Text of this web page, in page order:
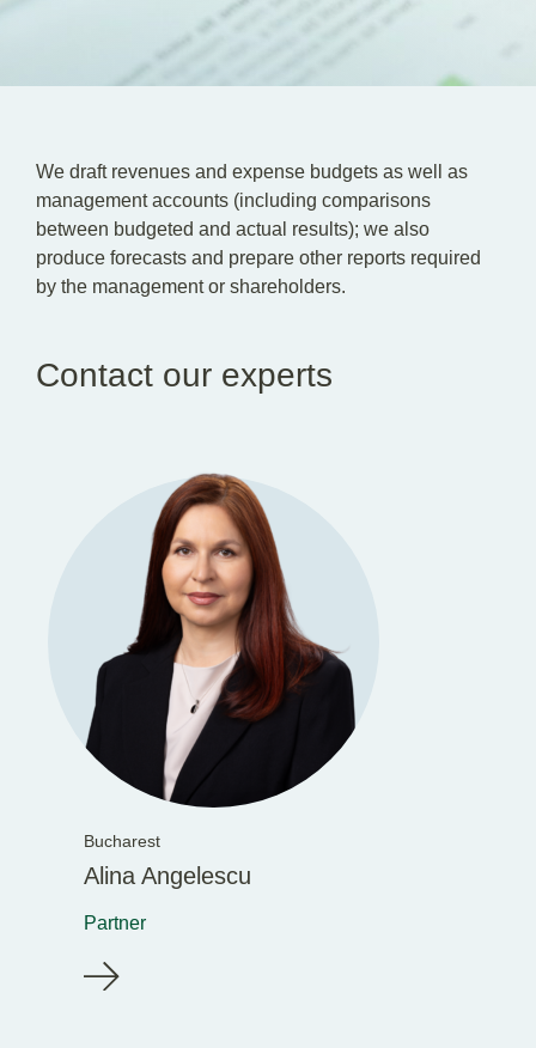
We draft revenues and expense budgets as well as
management accounts (including comparisons
between budgeted and actual results); we also
produce forecasts and prepare other reports required
by the management or shareholders.
Contact our experts
Bucharest
Alina Angelescu
Partner